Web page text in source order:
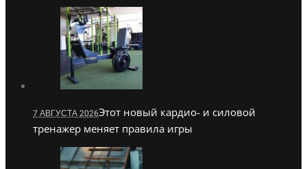
7 АВГУСТА 2026Этот новый кардио- и силовой
тренажер меняет правила игры